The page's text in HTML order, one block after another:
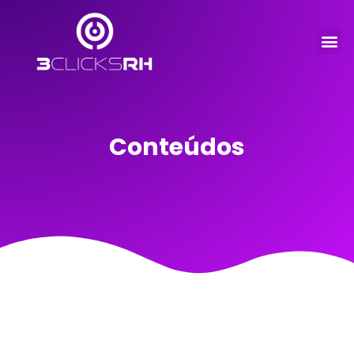
Conteúdos